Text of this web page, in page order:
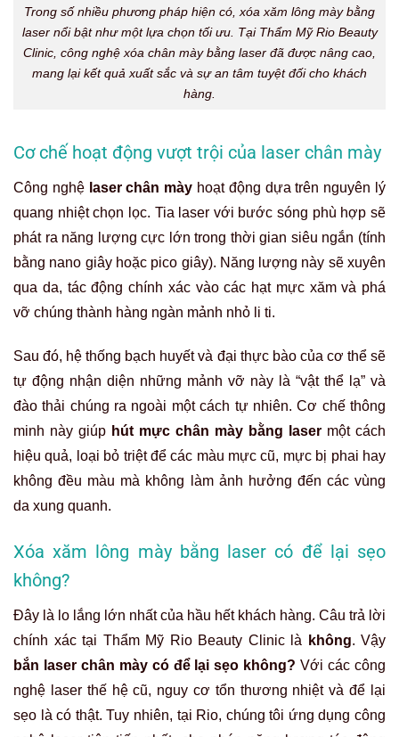
Trong số nhiều phương pháp hiện có, xóa xăm lông mày bằng
laser nổi bật như một lựa chọn tối ưu. Tại Thẩm Mỹ Rio Beauty
Clinic, công nghệ xóa chân mày bằng laser đã được nâng cao,
mang lại kết quả xuất sắc và sự an tâm tuyệt đối cho khách
hàng.
Cơ chế hoạt động vượt trội của laser chân mày
Công nghệ laser chân mày hoạt động dựa trên nguyên lý
quang nhiệt chọn lọc. Tia laser với bước sóng phù hợp sẽ
phát ra năng lượng cực lớn trong thời gian siêu ngắn (tính
bằng nano giây hoặc pico giây). Năng lượng này sẽ xuyên
qua da, tác động chính xác vào các hạt mực xăm và phá
vỡ chúng thành hàng ngàn mảnh nhỏ li ti.
Sau đó, hệ thống bạch huyết và đại thực bào của cơ thể sẽ
tự động nhận diện những mảnh vỡ này là “vật thể lạ” và
đào thải chúng ra ngoài một cách tự nhiên. Cơ chế thông
minh này giúp hút mực chân mày bằng laser một cách
hiệu quả, loại bỏ triệt để các màu mực cũ, mực bị phai hay
không đều màu mà không làm ảnh hưởng đến các vùng
da xung quanh.
Xóa xăm lông mày bằng laser có để lại sẹo
không?
Đây là lo lắng lớn nhất của hầu hết khách hàng. Câu trả lời
chính xác tại Thẩm Mỹ Rio Beauty Clinic là
không. Vậy
bắn laser chân mày có để lại sẹo không? Với các công
nghệ laser thế hệ cũ, nguy cơ tổn thương nhiệt và để lại
sẹo là có thật. Tuy nhiên, tại Rio, chúng tôi ứng dụng công